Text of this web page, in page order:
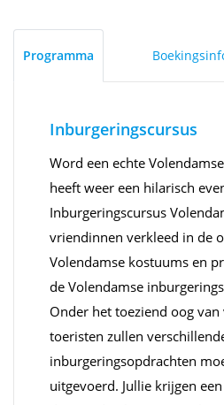
Programma
Inburgeringscursus
Word een echte
heeft weer een hilarisch
Inburgeringscursus
vriendinnen verkleed in de
Volendamse kostuums en
de Volendamse
Onder het toeziend oog
toeristen zullen
inburgeringsopdrachten
uitgevoerd. Jullie krijgen